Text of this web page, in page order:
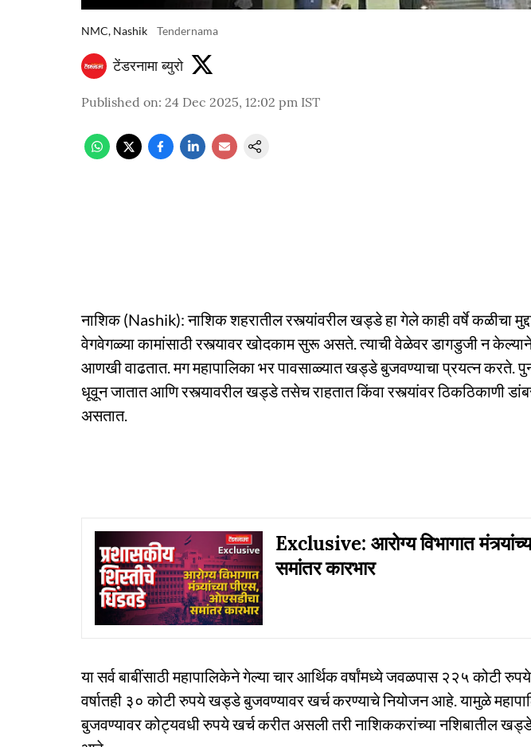
NMC, Nashik Tendernama
टेंडरनामा ब्युरो
Published on: 24 Dec 2025, 12:02 pm IST
नाशिक (Nashik): नाशिक शहरातील रस्त्यांवरील खड्डे हा गेले काही वर्षे कळीचा
वेगवेगळ्या कामांसाठी रस्त्यावर खोदकाम सुरू असते. त्याची वेळेवर डागडुजी न
आणखी वाढतात. मग महापालिका भर पावसाळ्यात खड्डे बुजवण्याचा प्रयत्न करते.
धूवून जातात आणि रस्त्यावरील खड्डे तसेच राहतात किंवा रस्त्यांवर ठिकठिकाणी
असतात.
Exclusive: आरोग्य विभागात
समांतर कारभार
या सर्व बाबींसाठी महापालिकेने गेल्या चार आर्थिक वर्षांमध्ये जवळपास २२५ कोटी
वर्षातही ३० कोटी रुपये खड्डे बुजवण्यावर खर्च करण्याचे नियोजन आहे. यामुळे
बुजवण्यावर कोट्यवधी रुपये खर्च करीत असली तरी नाशिककरांच्या नशिबातील